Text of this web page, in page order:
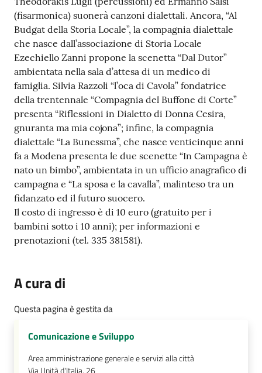
(fisarmonica) suonerà canzoni dialettali. Ancora, “Al
Budgat della Storia Locale”, la compagnia dialettale
che nasce dall’associazione di Storia Locale
Ezechiello Zanni propone la scenetta “Dal Dutor”
ambientata nella sala d’attesa di un medico di
famiglia. Silvia Razzoli “l’oca di Cavola” fondatrice
della trentennale “Compagnia del Buffone di Corte”
presenta “Riflessioni in Dialetto di Donna Cesira,
gnuranta ma mia cojona”; infine, la compagnia
dialettale “La Bunessma”, che nasce venticinque anni
fa a Modena presenta le due scenette “In Campagna è
nato un bimbo”, ambientata in un ufficio anagrafico di
campagna e “La sposa e la cavalla”, malinteso tra un
fidanzato ed il futuro suocero.
Il costo di ingresso è di 10 euro (gratuito per i
bambini sotto i 10 anni); per informazioni e
prenotazioni (tel. 335 381581).
A cura di
Questa pagina è gestita da
Comunicazione e Sviluppo
Area amministrazione generale e servizi alla città